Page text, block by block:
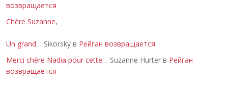
возвращается
Chère Suzanne,
Un grand… Sikorsky в Рейган возвращается
Merci chère Nadia pour cette… Suzanne Hurter в Рейган
возвращается